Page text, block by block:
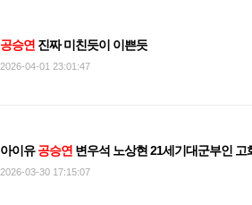
공승연 진짜 미친듯이 이쁜듯
2026-04-01 23:01:47
아이유공승연 변우석 노상현 21세기대군부인
2026-03-30 17:15:07